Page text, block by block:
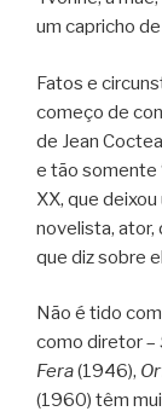
um capricho
Fatos e
começo de
de Jean
e tão somente
XX, que
novelista, ator,
que diz sobre
Não é tido
como diretor –
Fera(1946),
(1960) têm